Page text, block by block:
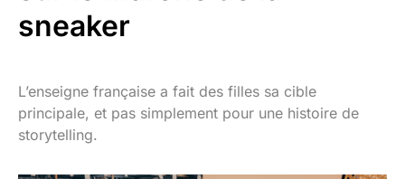
sneaker
L’enseigne française a fait des filles sa cible
principale, et pas simplement pour une histoire de
storytelling.